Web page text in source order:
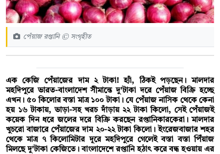
পেঁয়াজ রপ্তানি © সংগৃহীত
এক কেজি পেঁয়াজের দাম ২ টাকা! হ্যাঁ, ঠিকই পড়ছেন। মালদার
মহদিপুরে ভারত-বাংলাদেশ সীমান্তে দু'টাকা দরে পেঁয়াজ বিক্রি হচ্ছে
এখন। ৫০ কিলোর বস্তা মাত্র ১০০ টাকা। যে পেঁয়াজ নাসিক থেকে কেনা
হয় ১৬ টাকায়, ভাড়া-সহ খরচ দাঁড়ায় ২২ টাকা কিলো, সেই পেঁয়াজই
কয়েক দিন ধরে জলের দরে বিক্রি করছেন রপ্তানিকারকেরা। মালদার
খুচরো বাজারে পেঁয়াজের দাম ২০-২২ টাকা কিলো। ইংরেজবাজার শহর
থেকে মাত্র ৭ কিলোমিটার দূরে মহদিপুরে গেলেই বস্তা বস্তা পিঁয়াজ
মিলছে দু'টাকা কেজিতে। বাংলাদেশে রপ্তানি হঠাৎ করে বন্ধ হওয়ায় এর